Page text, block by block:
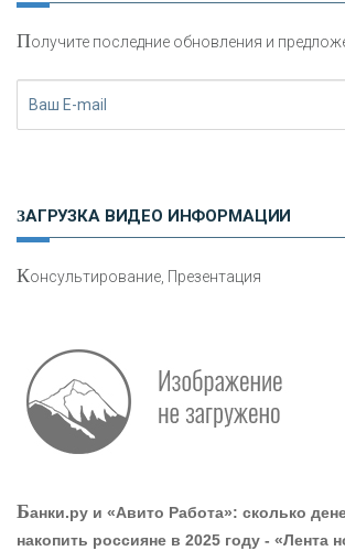
Работа мечты. Что банки делают для
привлечь и удержать персонал -
Получите последние обновления и
ЗАГРУЗКА ВИДЕО ИНФОРМАЦИИ
Консультирование, Презентация
Банки.ру и «Авито Работа»: сколько
накопить россияне в 2025 году - «Лента